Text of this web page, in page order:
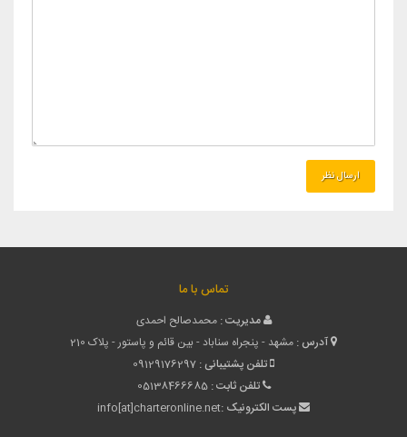
تماس با ما
مدیریت : محمدصالح احمدی
آدرس : مشهد - پنجراه سناباد - بین قائم و پاستور - پلاک 210
تلفن پشتیبانی : 09129176297
تلفن ثابت : 05138466685
پست الکترونیک :info[at]charteronline.net